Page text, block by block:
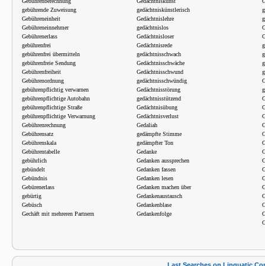
gebührende Zuweisung
Gebühreneinheit
Gebühreneinnehmer
Gebührenerlass
gebührenfrei
gebührenfrei übermitteln
gebührenfreie Sendung
Gebührenfreiheit
Gebührenordnung
gebührenpflichtig verwarnen
gebührenpflichtige Autobahn
gebührenpflichtige Straße
gebührenpflichtige Verwarnung
Gebührenrechnung
Gebührensatz
Gebührenskala
Gebührentabelle
gebührlich
gebündelt
Gebündnis
Gebürenerlass
gebürtig
Gebüsch
Gechäft mit mehreren Partnern
gedächtniskünstlerisch
Gedächtnislehre
gedächtnislos
Gedächtnisloser
Gedächtnisrede
gedächtnisschwach
Gedächtnisschwäche
Gedächtnisschwund
gedächtnisschwündig
Gedächtnisstörung
gedächtnisstützend
Gedächtnisübung
Gedächtnisverlust
Gedaliah
gedämpfte Stimme
gedämpfter Ton
Gedanke
Gedanken aussprechen
Gedanken fassen
Gedanken lesen
Gedanken machen über
Gedankenaustausch
Gedankenblase
Gedankenfolge